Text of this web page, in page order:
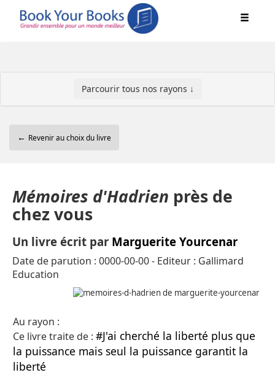
Parcourir tous nos rayons ↓
← Revenir au choix du livre
Mémoires d'Hadrien près de
chez vous
Un livre écrit par Marguerite Yourcenar
Date de parution : 0000-00-00 - Editeur : Gallimard
Education
Au rayon :
Ce livre traite de : #J'ai cherché la liberté plus que
la puissance mais seul la puissance garantit la
liberté